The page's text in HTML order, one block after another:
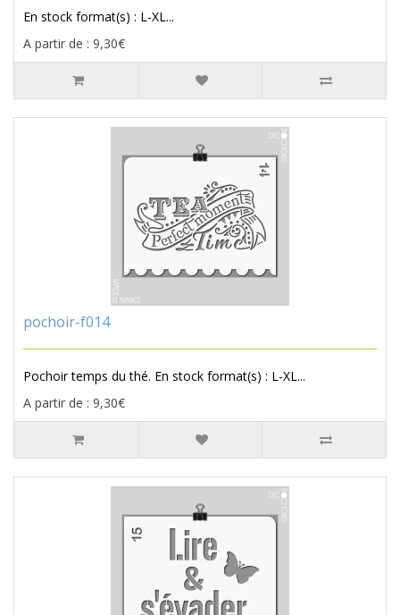
En stock format(s) : L-XL...
A partir de : 9,30€
pochoir-f014
Pochoir temps du thé. En stock format(s) : L-XL...
A partir de : 9,30€